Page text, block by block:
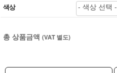
색상 - 색상 선택 -
총 상품금액 (VAT 별도)